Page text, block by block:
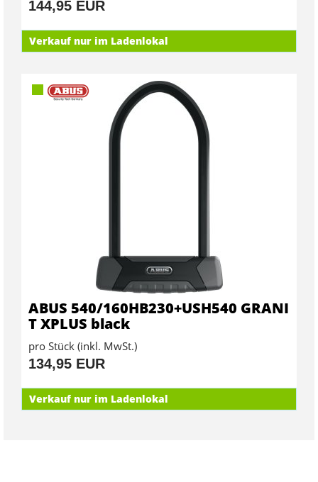
144,95 EUR
Verkauf nur im Ladenlokal
ABUS 540/160HB230+USH540 GRANI
T XPLUS black
pro Stück (inkl. MwSt.)
134,95 EUR
Verkauf nur im Ladenlokal